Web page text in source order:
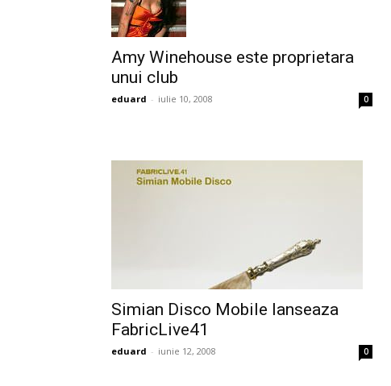
Amy Winehouse este proprietara
unui club
eduard - iulie 10, 2008 0
Simian Disco Mobile lanseaza
FabricLive41
eduard - iunie 12, 2008 0